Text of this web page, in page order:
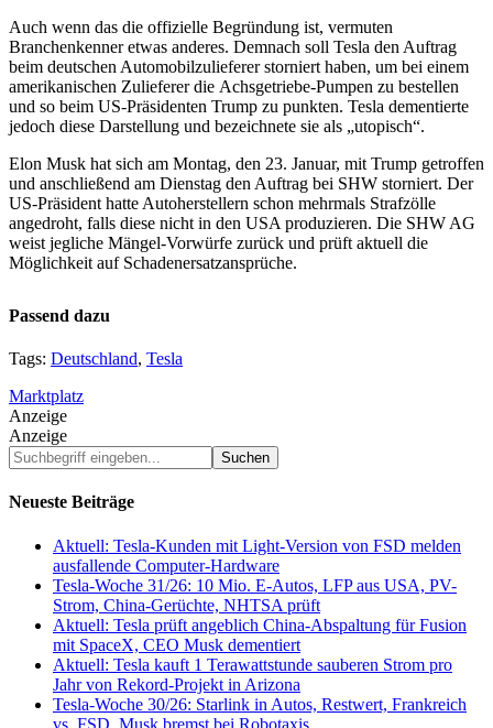
Auch wenn das die offizielle Begründung ist, vermuten
Branchenkenner etwas anderes. Demnach soll Tesla den Auftrag
beim deutschen Automobilzulieferer storniert haben, um bei einem
amerikanischen Zulieferer die Achsgetriebe-Pumpen zu bestellen
und so beim US-Präsidenten Trump zu punkten. Tesla dementierte
jedoch diese Darstellung und bezeichnete sie als „utopisch“.
Elon Musk hat sich am Montag, den 23. Januar, mit Trump getroffen
und anschließend am Dienstag den Auftrag bei SHW storniert. Der
US-Präsident hatte Autoherstellern schon mehrmals Strafzölle
angedroht, falls diese nicht in den USA produzieren. Die SHW AG
weist jegliche Mängel-Vorwürfe zurück und prüft aktuell die
Möglichkeit auf Schadenersatzansprüche.
Passend dazu
Tags: Deutschland, Tesla
Marktplatz
Anzeige
Anzeige
Suchbegriff
eingeben...
Neueste Beiträge
Aktuell: Tesla-Kunden mit Light-Version von FSD melden
ausfallende Computer-Hardware
Tesla-Woche 31/26: 10 Mio. E-Autos, LFP aus USA, PV-
Strom, China-Gerüchte, NHTSA prüft
Aktuell: Tesla prüft angeblich China-Abspaltung für Fusion
mit SpaceX, CEO Musk dementiert
Aktuell: Tesla kauft 1 Terawattstunde sauberen Strom pro
Jahr von Rekord-Projekt in Arizona
Tesla-Woche 30/26: Starlink in Autos, Restwert, Frankreich
vs. FSD, Musk bremst bei Robotaxis